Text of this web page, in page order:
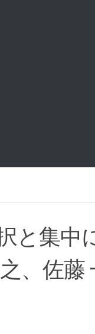
と集中
、佐藤